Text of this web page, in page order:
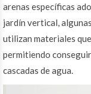
arenas específicas
jardín vertical,
utilizan materiales
permitiendo
cascadas de agua.